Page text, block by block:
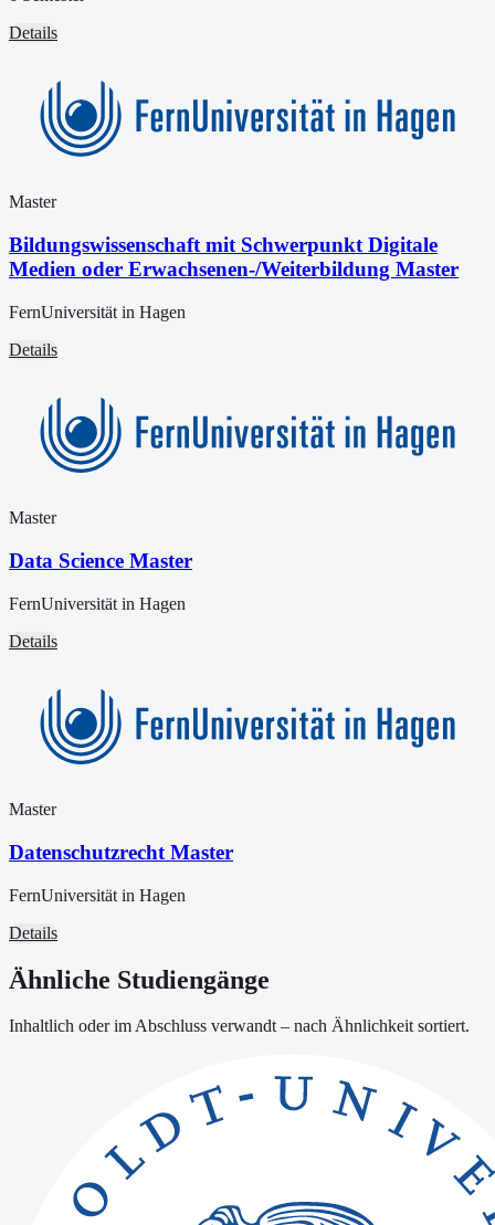
Details
Master
Bildungswissenschaft mit Schwerpunkt Digitale
Medien oder Erwachsenen-/Weiterbildung Master
FernUniversität in Hagen
Details
Master
Data Science Master
FernUniversität in Hagen
Details
Master
Datenschutzrecht Master
FernUniversität in Hagen
Details
Ähnliche Studiengänge
Inhaltlich oder im Abschluss verwandt – nach Ähnlichkeit sortiert.